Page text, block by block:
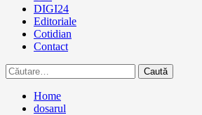
Menu
DIGI24
Editoriale
Cotidian
Contact
Caută
după:
Home
dosarul